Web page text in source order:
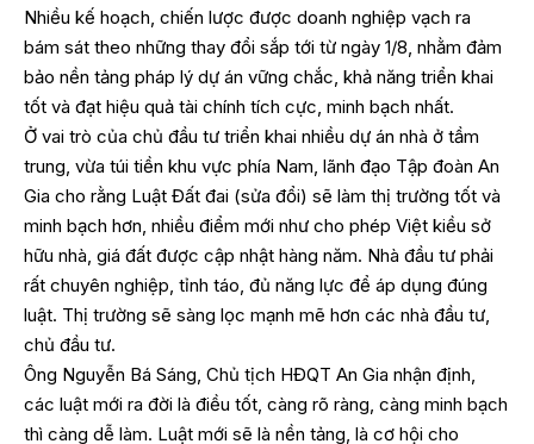
Nhiều kế hoạch, chiến lược được doanh nghiệp vạch ra
bám sát theo những thay đổi sắp tới từ ngày 1/8, nhằm đảm
bảo nền tảng pháp lý dự án vững chắc, khả năng triển khai
tốt và đạt hiệu quả tài chính tích cực, minh bạch nhất.
Ở vai trò của chủ đầu tư triển khai nhiều dự án nhà ở tầm
trung, vừa túi tiền khu vực phía Nam, lãnh đạo Tập đoàn An
Gia cho rằng Luật Đất đai (sửa đổi) sẽ làm thị trường tốt và
minh bạch hơn, nhiều điểm mới như cho phép Việt kiều sở
hữu nhà, giá đất được cập nhật hàng năm. Nhà đầu tư phải
rất chuyên nghiệp, tỉnh táo, đủ năng lực để áp dụng đúng
luật. Thị trường sẽ sàng lọc mạnh mẽ hơn các nhà đầu tư,
chủ đầu tư.
Ông Nguyễn Bá Sáng, Chủ tịch HĐQT An Gia nhận định,
các luật mới ra đời là điều tốt, càng rõ ràng, càng minh bạch
thì càng dễ làm. Luật mới sẽ là nền tảng, là cơ hội cho